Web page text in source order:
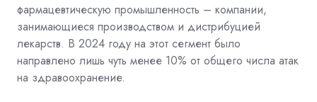
фармацевтическую промышленность – компании,
занимающиеся производством и дистрибуцией
лекарств. В 2024 году на этот сегмент было
направлено лишь чуть менее 10% от общего числа атак
на здравоохранение.